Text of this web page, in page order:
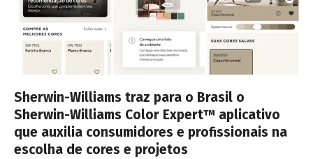
Sherwin-Williams traz para o Brasil o
Sherwin-Williams Color Expert™ aplicativo
que auxilia consumidores e profissionais na
escolha de cores e projetos